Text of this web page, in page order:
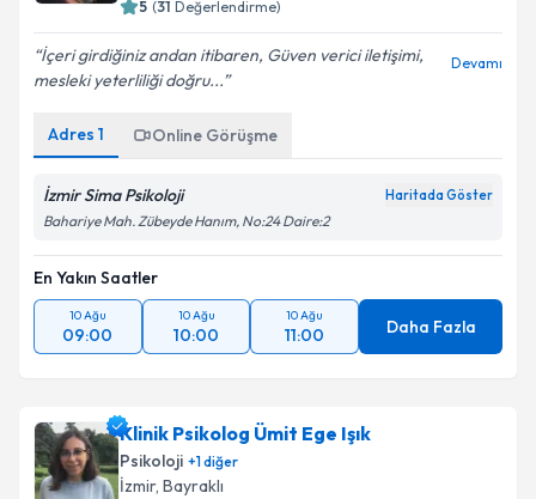
5 (31 Değerlendirme)
İçeri girdiğiniz andan itibaren, Güven verici iletişimi,
mesleki yeterliliği doğru...
Devamı
Adres 1 Online Görüşme
İzmir Sima Psikoloji Haritada Göster
Bahariye Mah. Zübeyde Hanım, No:24 Daire:2
En Yakın Saatler
10 Ağu
09:00
10 Ağu
10:00
10 Ağu
11:00 Daha Fazla
Klinik Psikolog Ümit Ege Işık
Psikoloji +1diğer
İzmir, Bayraklı